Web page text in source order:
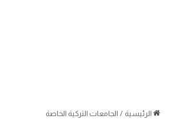
الرئيسية / الجامعات التركية الخاصة